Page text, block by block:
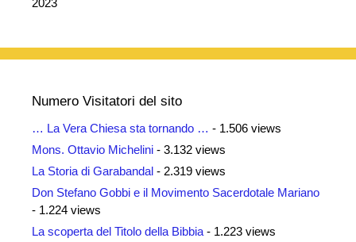
2023
Numero Visitatori del sito
… La Vera Chiesa sta tornando … - 1.506 views
Mons. Ottavio Michelini - 3.132 views
La Storia di Garabandal - 2.319 views
Don Stefano Gobbi e il Movimento Sacerdotale Mariano
- 1.224 views
La scoperta del Titolo della Bibbia - 1.223 views